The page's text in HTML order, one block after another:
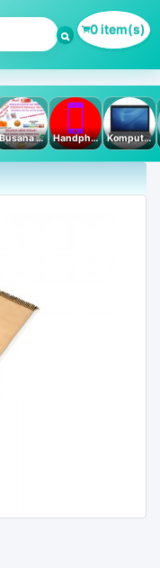
0 item(s)
Busana Muslim Handphone & Tablet Komputer PC & Laptop